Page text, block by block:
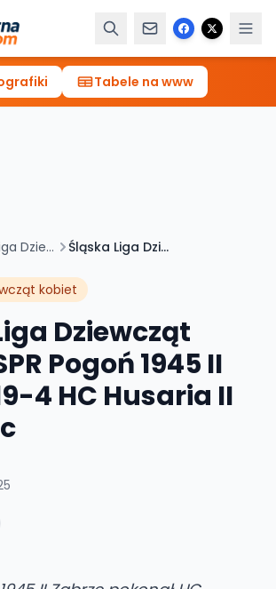
Tabele na www
Śląska Liga Dziewcząt kobiet Śląska Liga Dziewcząt kobiet: SPR Pogoń 1945 II Zabrze 19-4 HC Husaria II Lubliniec
kobiet
Dziewcząt
Pogoń 1945 II
4 HC Husaria II